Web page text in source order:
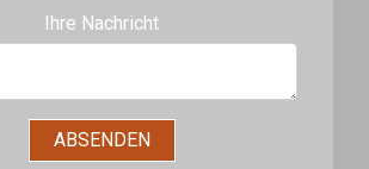
Ihre Nachricht
ABSENDEN